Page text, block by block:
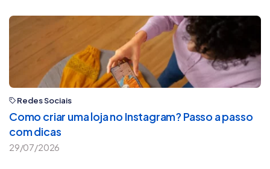
Redes Sociais
Como criar uma loja no Instagram? Passo a passo
com dicas
29/07/2026